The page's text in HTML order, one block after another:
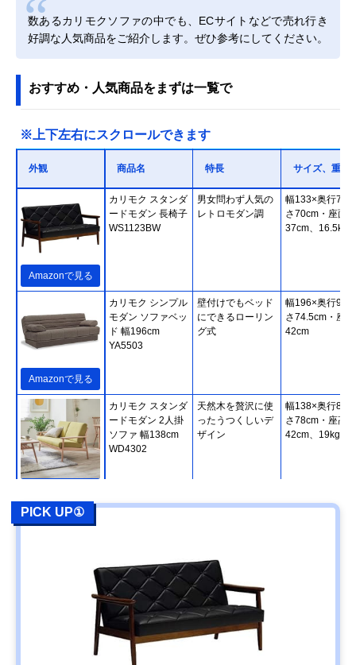
数あるカリモクソファの中でも、ECサイトなどで売れ行き
好調な人気商品をご紹介します。ぜひ参考にしてください。
おすすめ・人気商品をまずは一覧で
※上下左右にスクロールできます
外観 商品名 特長 サイズ、重さ
Amazonで見る
カリモク スタンダ
ードモダン 長椅子
WS1123BW
男女問わず人気の
レトロモダン調
幅133×奥行70×
さ70cm・座面高
37cm、16.5kg
Amazonで見る
カリモク シンプル
モダン ソファベッ
ド 幅196cm
YA5503
壁付けでもベッド
にできるローリン
グ式
幅196×奥行93×
さ74.5cm・座高
42cm
カリモク スタンダ
ードモダン 2人掛
ソファ 幅138cm
WD4302
天然木を贅沢に使
ったうつくしいデ
ザイン
幅138×奥行80×
さ78cm・座高
42cm、19kg
Amazonで見る
カリモク60 ロビ
ーチェア 3シータ
ー U36213
ボタン絞りで立体
的な昔のソファデ
PICK UP①